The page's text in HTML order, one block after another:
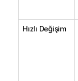
Hızlı Değişim